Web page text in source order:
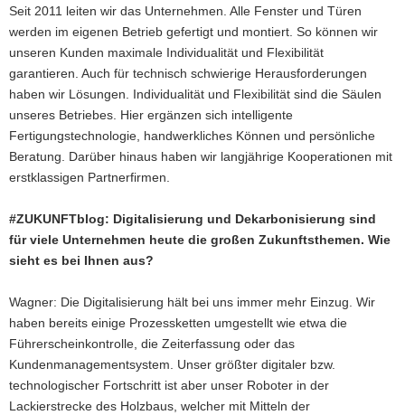
Seit 2011 leiten wir das Unternehmen. Alle Fenster und Türen
werden im eigenen Betrieb gefertigt und montiert. So können wir
unseren Kunden maximale Individualität und Flexibilität
garantieren. Auch für technisch schwierige Herausforderungen
haben wir Lösungen. Individualität und Flexibilität sind die Säulen
unseres Betriebes. Hier ergänzen sich intelligente
Fertigungstechnologie, handwerkliches Können und persönliche
Beratung. Darüber hinaus haben wir langjährige Kooperationen mit
erstklassigen Partnerfirmen.
#ZUKUNFTblog: Digitalisierung und Dekarbonisierung sind
für viele Unternehmen heute die großen Zukunftsthemen. Wie
sieht es bei Ihnen aus?
Wagner: Die Digitalisierung hält bei uns immer mehr Einzug. Wir
haben bereits einige Prozessketten umgestellt wie etwa die
Führerscheinkontrolle, die Zeiterfassung oder das
Kundenmanagementsystem. Unser größter digitaler bzw.
technologischer Fortschritt ist aber unser Roboter in der
Lackierstrecke des Holzbaus, welcher mit Mitteln der